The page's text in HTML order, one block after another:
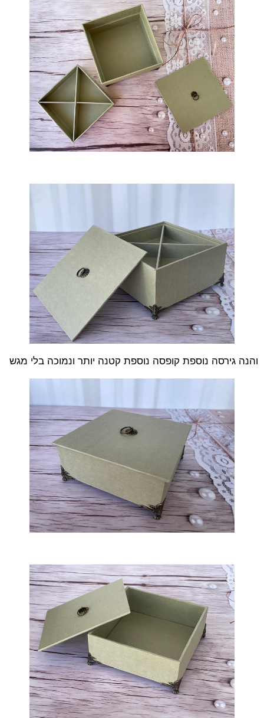
והנה גירסה נוספת קופסה נוספת קטנה יותר ונמוכה בלי מגש